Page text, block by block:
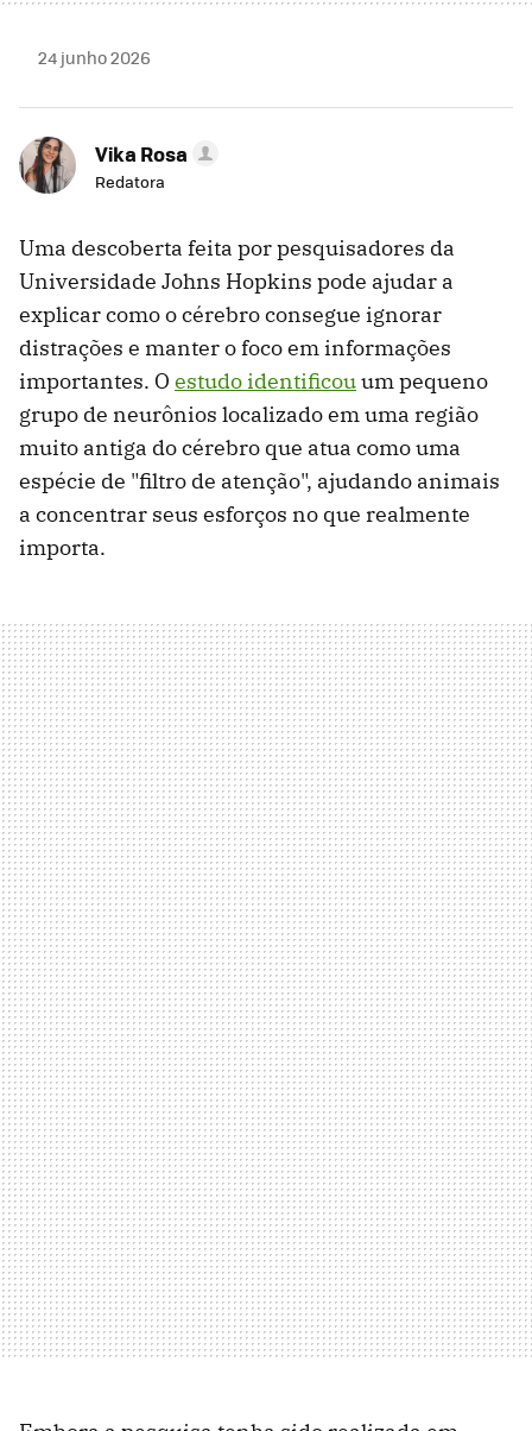
24 junho 2026
Vika Rosa
Redatora
Uma descoberta feita por pesquisadores da
Universidade Johns Hopkins pode ajudar a
explicar como o cérebro consegue ignorar
distrações e manter o foco em informações
importantes. O estudo identificouum pequeno
grupo de neurônios localizado em uma região
muito antiga do cérebro que atua como uma
espécie de "filtro de atenção", ajudando animais
a concentrar seus esforços no que realmente
importa.